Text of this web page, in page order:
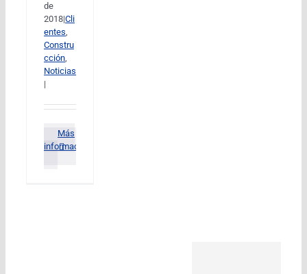
de
2018|Cli
entes,
Constru
cción,
Noticias
|
Más
información